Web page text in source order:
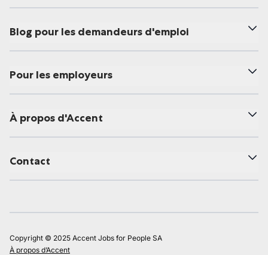
Blog pour les demandeurs d'emploi
Pour les employeurs
À propos d'Accent
Contact
Copyright © 2025 Accent Jobs for People SA
À propos d’Accent